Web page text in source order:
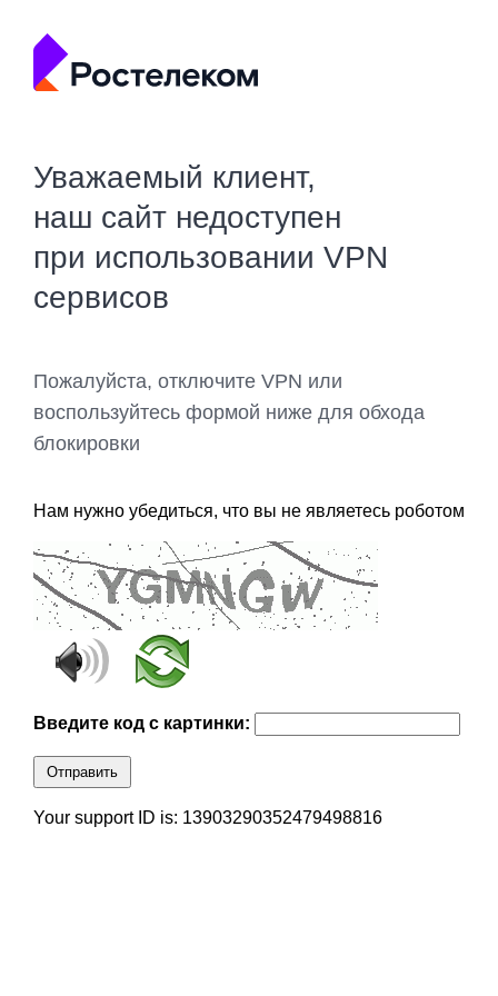
Уважаемый клиент,
наш сайт недоступен
при использовании VPN
сервисов
Пожалуйста, отключите VPN или
воспользуйтесь формой ниже для обхода
блокировки
Нам нужно убедиться, что вы не являетесь роботом
Введите код с картинки:
Отправить
Your support ID is: 13903290352479498816